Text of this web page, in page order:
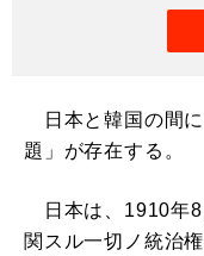
日本と韓国の間に
題」が存在する。
日本は、1910年8
関スル一切ノ統治